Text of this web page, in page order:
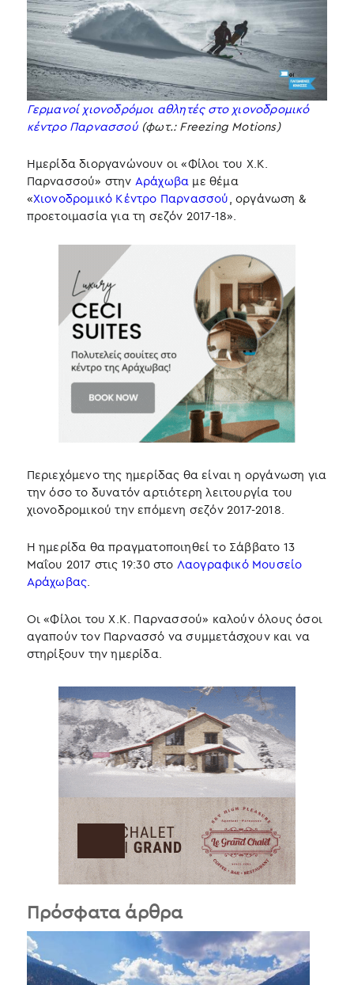
Γερμανοί χιονοδρόμοι αθλητές στο χιονοδρομικό
κέντρο Παρνασσού(φωτ.: Freezing Motions)
Ημερίδα διοργανώνουν οι «Φίλοι του Χ.Κ.
Παρνασσού» στην Αράχωβα με θέμα
«Χιονοδρομικό Κέντρο Παρνασσού, οργάνωση &
προετοιμασία για τη σεζόν 2017-18».
Περιεχόμενο της ημερίδας θα είναι η οργάνωση για
την όσο το δυνατόν αρτιότερη λειτουργία του
χιονοδρομικού την επόμενη σεζόν 2017-2018.
Η ημερίδα θα πραγματοποιηθεί το Σάββατο 13
Μαΐου 2017 στις 19:30 στο Λαογραφικό Μουσείο
Αράχωβας.
Οι «Φίλοι του Χ.Κ. Παρνασσού» καλούν όλους όσοι
αγαπούν τον Παρνασσό να συμμετάσχουν και να
στηρίξουν την ημερίδα.
Πρόσφατα άρθρα